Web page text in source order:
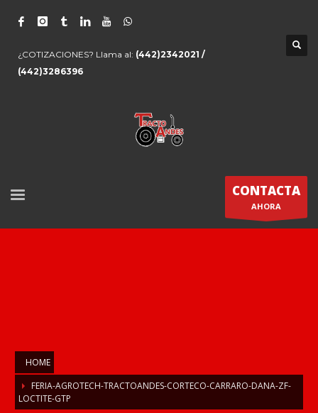
¿COTIZACIONES? Llama al: (442)2342021 /
(442)3286396
CONTACTA
AHORA
HOME
FERIA-AGROTECH-TRACTOANDES-CORTECO-CARRARO-DANA-ZF-
LOCTITE-GTP